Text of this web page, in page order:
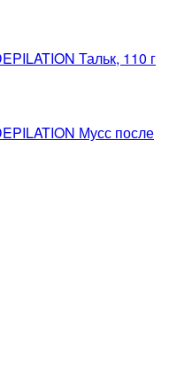
Тальк, 110 г
Мусс после